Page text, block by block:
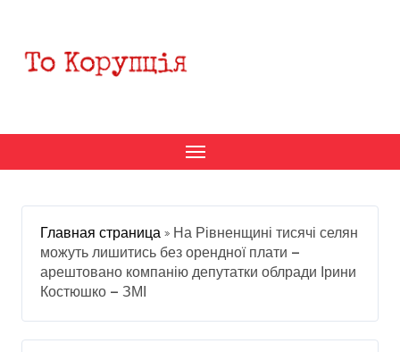
содержанию
Главная страница » На Рівненщині тисячі селян
можуть лишитись без орендної плати —
арештовано компанію депутатки облради Ірини
Костюшко — ЗМІ